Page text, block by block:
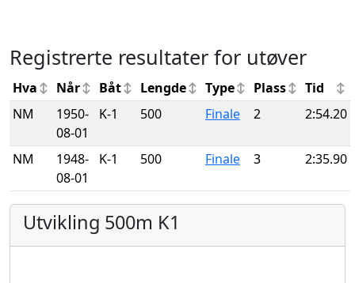
Registrerte resultater for utøver
Hva Når Båt Lengde Type Plass
Tid
NM
1950-
08-01
K-1 500 Finale 2 2:54.20
NM
1948-
08-01
K-1 500 Finale 3 2:35.90
Utvikling 500m K1